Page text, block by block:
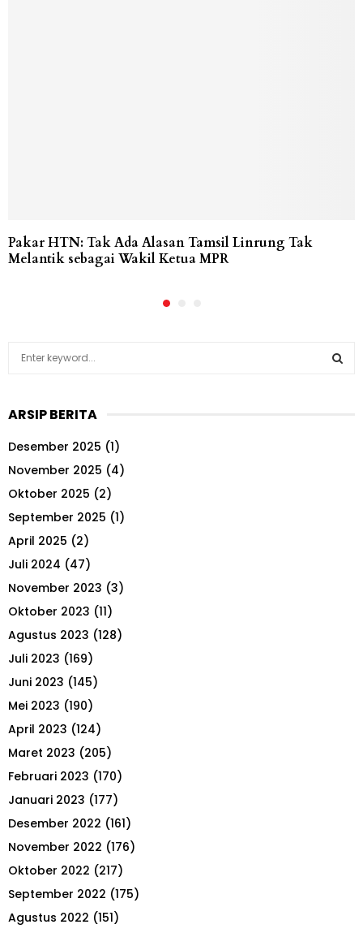
Pakar HTN: Tak Ada Alasan Tamsil Linrung Tak
Melantik sebagai Wakil Ketua MPR
c
f
o
r
ARSIP BERITA
Desember 2025 (1)
November 2025 (4)
Oktober 2025 (2)
September 2025 (1)
April 2025 (2)
Juli 2024 (47)
November 2023 (3)
Oktober 2023 (11)
Agustus 2023 (128)
Juli 2023 (169)
Juni 2023 (145)
Mei 2023 (190)
April 2023 (124)
Maret 2023 (205)
Februari 2023 (170)
Januari 2023 (177)
Desember 2022 (161)
November 2022 (176)
Oktober 2022 (217)
September 2022 (175)
Agustus 2022 (151)